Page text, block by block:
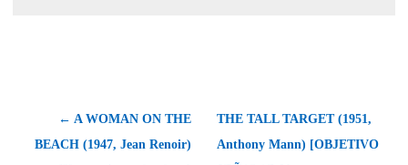
← A WOMAN ON THE
BEACH (1947, Jean Renoir)
THE TALL TARGET (1951,
Anthony Mann) [OBJETIVO